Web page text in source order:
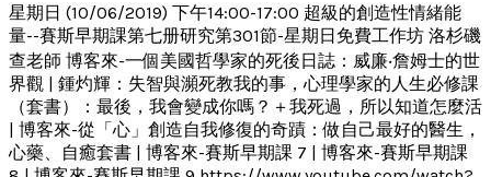
星期日 (10/06/2019) 下午14:00-17:00 超級的創造性情緒能
量--賽斯早期課第七册研究第301節-星期日免費工作坊 洛杉磯
查老師 博客來-一個美國哲學家的死後日誌：威廉‧詹姆士的世
界觀 | 鍾灼輝：失智與瀕死教我的事，心理學家的人生必修課
（套書）：最後，我會變成你嗎？＋我死過，所以知道怎麼活
| 博客來-從「心」創造自我修復的奇蹟：做自己最好的醫生，
心藥、自癒套書 | 博客來-賽斯早期課 7 | 博客來-賽斯早期課